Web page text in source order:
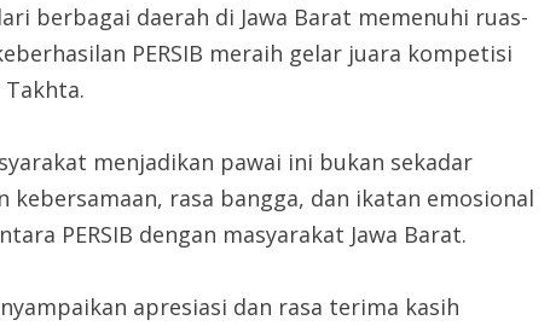
berbagai daerah di Jawa Barat memenuhi ruas-
PERSIB meraih gelar juara kompetisi
Takhta.
menjadikan pawai ini bukan sekadar
rasa bangga, dan ikatan emosional
PERSIB dengan masyarakat Jawa Barat.
apresiasi dan rasa terima kasih